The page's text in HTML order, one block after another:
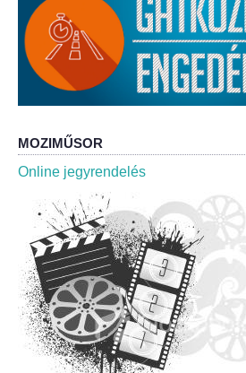
A helyi választási bizottság
A helyi választási bizottság
Roma Nemzetiségi
Roma Nemzetiségi
Rendeletek
Polgármesteri normatív
Önkormányzati támogatások
Szabályzatok
MOZIMŰSOR
Online jegyrendelés